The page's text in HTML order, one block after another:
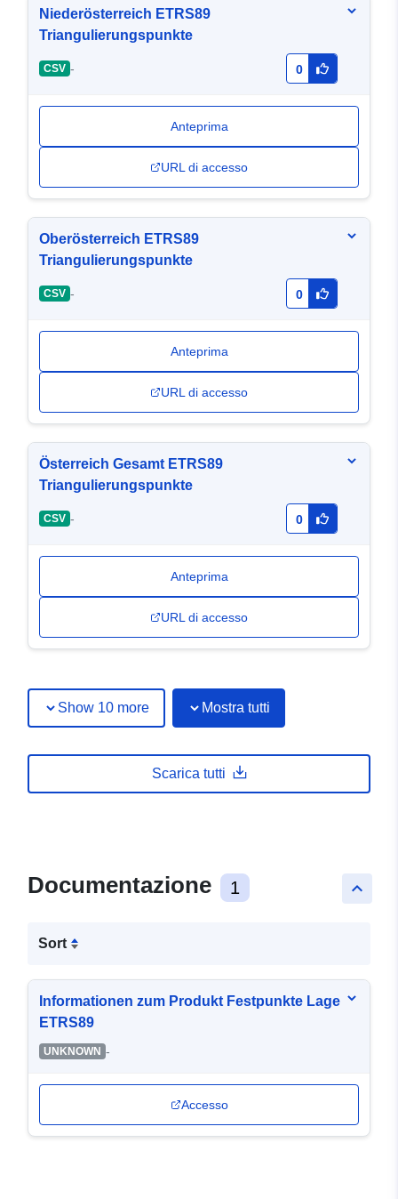
Niederösterreich ETRS89
Triangulierungspunkte
CSV - 0
Anteprima
URL di accesso
Oberösterreich ETRS89
Triangulierungspunkte
CSV - 0
Anteprima
URL di accesso
Österreich Gesamt ETRS89
Triangulierungspunkte
CSV - 0
Anteprima
URL di accesso
Show 10 more Mostra tutti
Scarica tutti
keyboard_arrow_up
Documentazione 1
Sort
Informationen zum Produkt Festpunkte Lage
ETRS89
UNKNOWN -
Accesso